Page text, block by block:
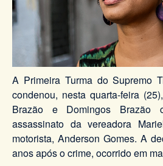
A Primeira Turma do Supremo
condenou, nesta quarta-feira
Brazão e Domingos Brazão
assassinato da vereadora
motorista, Anderson Gomes. A
anos após o crime, ocorrido em